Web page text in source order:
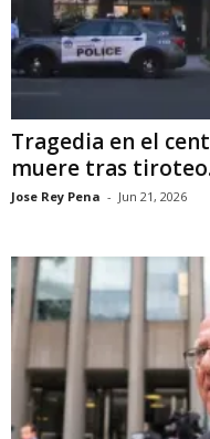
Tragedia en el
muere tras
Jose Rey Pena - Jun 21, 2026